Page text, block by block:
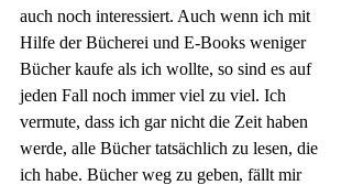
auch noch interessiert. Auch wenn ich mit
Hilfe der Bücherei und E-Books weniger
Bücher kaufe als ich wollte, so sind es auf
jeden Fall noch immer viel zu viel. Ich
vermute, dass ich gar nicht die Zeit haben
werde, alle Bücher tatsächlich zu lesen, die
ich habe. Bücher weg zu geben, fällt mir